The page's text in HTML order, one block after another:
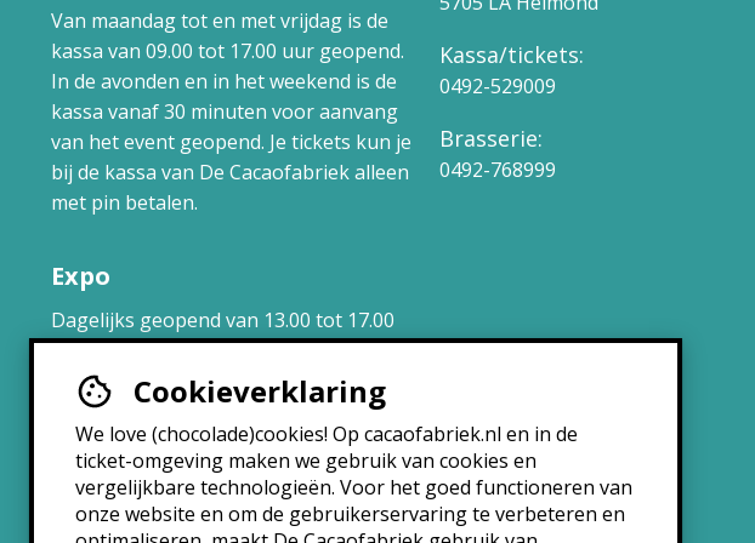
Cookieverklaring
We love (chocolade)cookies! Op cacaofabriek.nl en in de
ticket-omgeving maken we gebruik van cookies en
vergelijkbare technologieën. Voor het goed functioneren van
onze website en om de gebruikerservaring te verbeteren en
Van maandag tot en met vrijdag is de
kassa van 09.00 tot 17.00 uur geopend.
In de avonden en in het weekend is de
kassa vanaf 30 minuten voor aanvang
van het event geopend. Je tickets kun je
bij de kassa van De Cacaofabriek alleen
met pin betalen.
Expo
Dagelijks geopend van 13.00 tot 17.00
uur.
Brasserie
Maandag: 10:30 – 22:30
Dinsdag: 10:30 – 22:30
Woensdag: 10:30 – 22:30
Kassa/tickets:
0492-529009
Brasserie:
0492-768999